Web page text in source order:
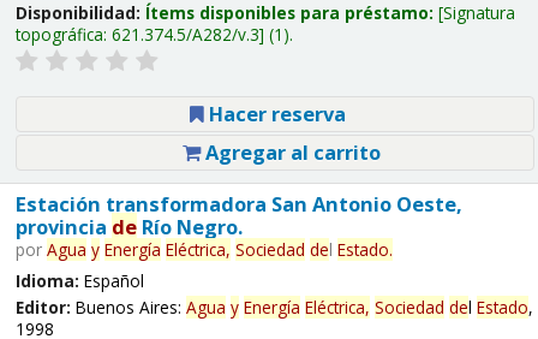
Disponibilidad: Ítems disponibles para préstamo: Signatura
topográfica: 621.374.5/A282/v.3 (1).
Hacer reserva
Agregar al carrito
Estación transformadora San Antonio Oeste,
provincia deRío Negro.
por Agua y Energía Eléctrica, Sociedad del Estado.
Idioma: Español
Editor: Buenos Aires: Agua y Energía Eléctrica, Sociedad del Estado,
1998